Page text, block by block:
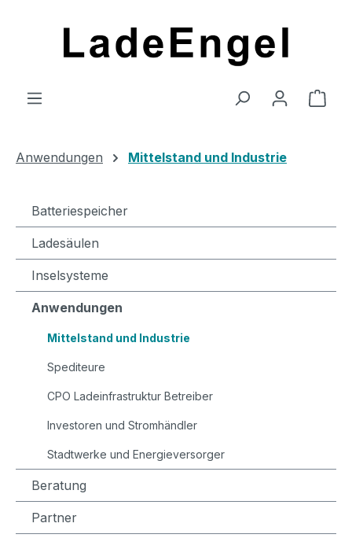
Anwendungen Mittelstand und Industrie
Batteriespeicher
Ladesäulen
Inselsysteme
Anwendungen
Mittelstand und Industrie
Spediteure
CPO Ladeinfrastruktur Betreiber
Investoren und Stromhändler
Stadtwerke und Energieversorger
Beratung
Partner